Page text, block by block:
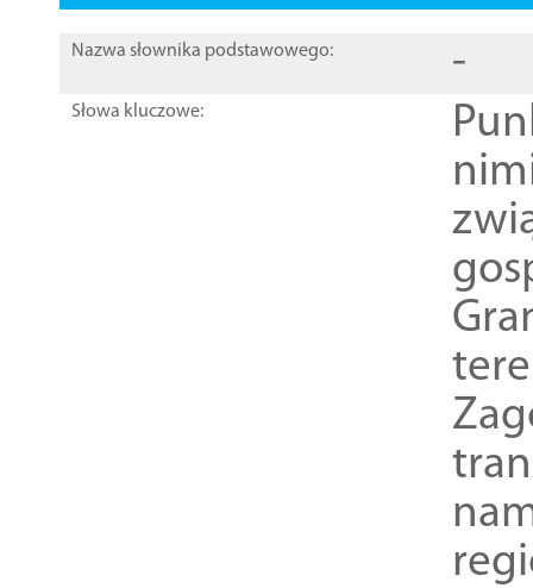
Nazwa słownika podstawowego: -
Słowa kluczowe: